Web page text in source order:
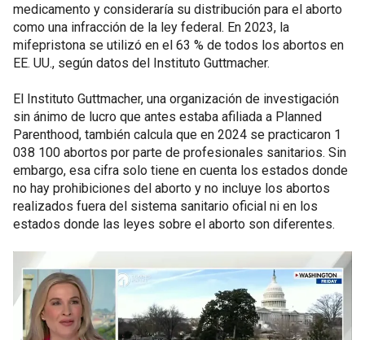
medicamento y consideraría su distribución para el aborto
como una infracción de la ley federal. En 2023, la
mifepristona se utilizó en el 63 % de todos los abortos en
EE. UU., según datos del Instituto Guttmacher.
El Instituto Guttmacher, una organización de investigación
sin ánimo de lucro que antes estaba afiliada a Planned
Parenthood, también calcula que en 2024 se practicaron 1
038 100 abortos por parte de profesionales sanitarios. Sin
embargo, esa cifra solo tiene en cuenta los estados donde
no hay prohibiciones del aborto y no incluye los abortos
realizados fuera del sistema sanitario oficial ni en los
estados donde las leyes sobre el aborto son diferentes.